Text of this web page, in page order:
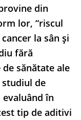
din
lor, “riscul
la sân și
fără
de sănătate ale
de
în
tip de aditivi